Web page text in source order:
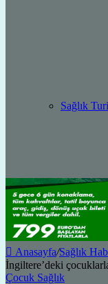
Sağlık
Anasayfa/Sağlık
İngiltere’deki
Çocuk Sağlık